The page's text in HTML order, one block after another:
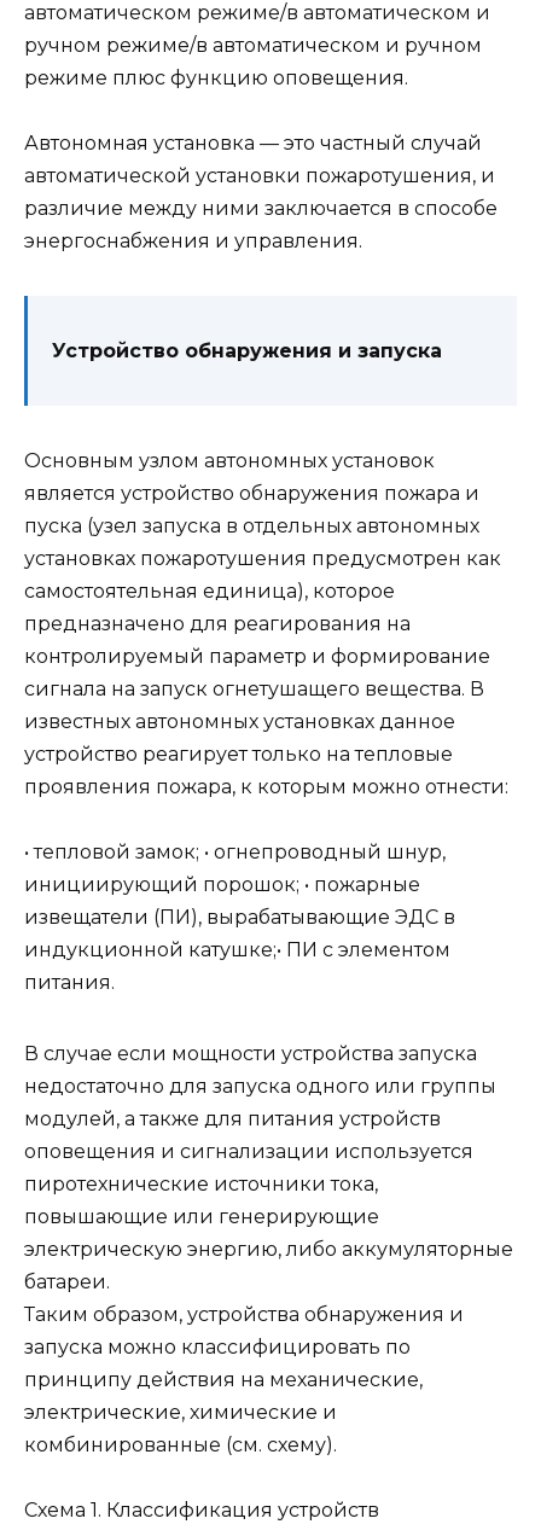
автоматическом режиме/в автоматическом и
ручном режиме/в автоматическом и ручном
режиме плюс функцию оповещения.
Автономная установка — это частный случай
автоматической установки пожаротушения, и
различие между ними заключается в способе
энергоснабжения и управления.
Устройство обнаружения и запуска
Основным узлом автономных установок
является устройство обнаружения пожара и
пуска (узел запуска в отдельных автономных
установках пожаротушения предусмотрен как
самостоятельная единица), которое
предназначено для реагирования на
контролируемый параметр и формирование
сигнала на запуск огнетушащего вещества. В
известных автономных установках данное
устройство реагирует только на тепловые
проявления пожара, к которым можно отнести:
• тепловой замок; • огнепроводный шнур,
инициирующий порошок; • пожарные
извещатели (ПИ), вырабатывающие ЭДС в
индукционной катушке;• ПИ с элементом
питания.
В случае если мощности устройства запуска
недостаточно для запуска одного или группы
модулей, а также для питания устройств
оповещения и сигнализации используется
пиротехнические источники тока,
повышающие или генерирующие
электрическую энергию, либо аккумуляторные
батареи.
Таким образом, устройства обнаружения и
запуска можно классифицировать по
принципу действия на механические,
электрические, химические и
комбинированные (см. схему).
Схема 1. Классификация устройств